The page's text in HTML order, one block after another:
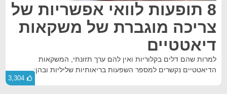
8 תופעות לוואי אפשריות של
צריכה מוגברת של משקאות
דיאטטיים
למרות שהם דלים בקלוריות ואין להם ערך תזונתי, המשקאות
הדיאטטיים נקשרים למספר השפעות בריאותיות שליליות ובהן:
3,304